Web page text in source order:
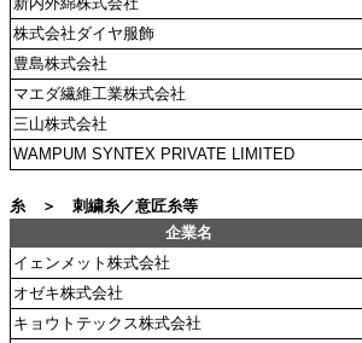
株式会社ダイヤ服飾
豊島株式会社
マエダ繊維工業株式会社
三山株式会社
WAMPUM SYNTEX PRIVATE LIMITED
糸 ＞ 刺繍糸／意匠糸等
企業名
イェンメット株式会社
オゼキ株式会社
キョウトテックス株式会社